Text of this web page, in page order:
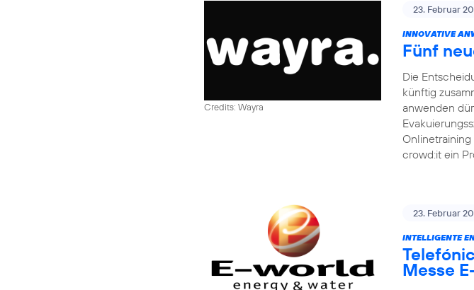
Credits: Wayra
23. Februar
INNOVATIVE
Fünf
Die
künftig
anwenden
crowd:it ein
23. Februar
INTELLIGENTE
Messe